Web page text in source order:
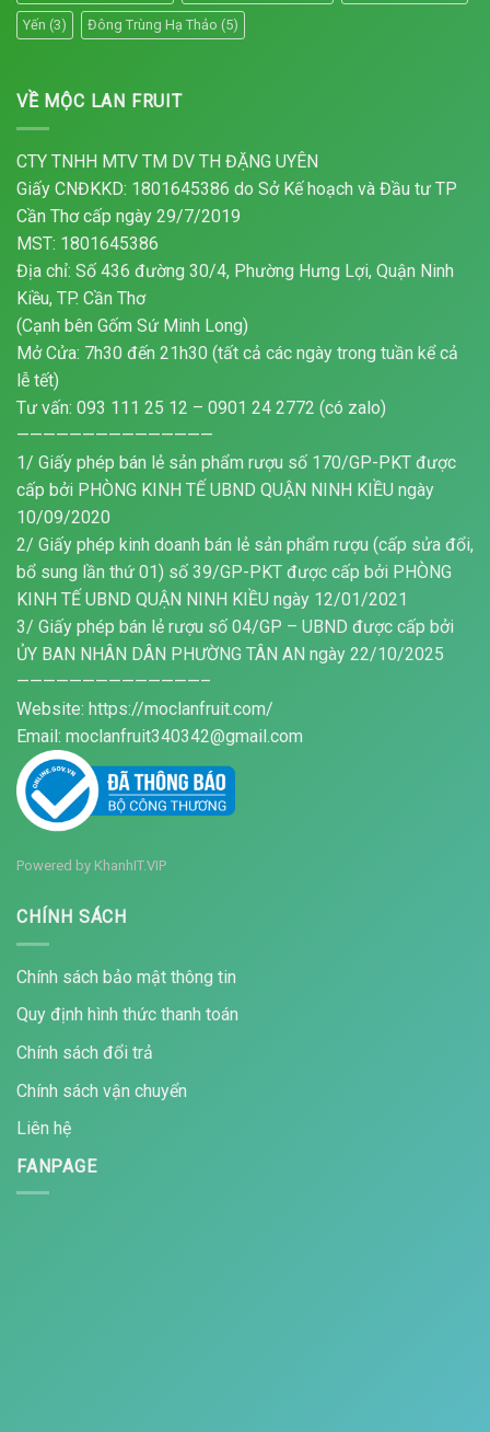
Yến (3) Đông Trùng Hạ Thảo (5)
VỀ MỘC LAN FRUIT
CTY TNHH MTV TM DV TH ĐẶNG UYÊN
Giấy CNĐKKD: 1801645386 do Sở Kế hoạch và Đầu tư TP
Cần Thơ cấp ngày 29/7/2019
MST: 1801645386
Địa chỉ: Số 436 đường 30/4, Phường Hưng Lợi, Quận Ninh
Kiều, TP. Cần Thơ
(Cạnh bên Gốm Sứ Minh Long)
Mở Cửa: 7h30 đến 21h30 (tất cả các ngày trong tuần kể cả
lễ tết)
Tư vấn: 093 111 25 12 – 0901 24 2772 (có zalo)
———————————————
1/ Giấy phép bán lẻ sản phẩm rượu số 170/GP-PKT được
cấp bởi PHÒNG KINH TẾ UBND QUẬN NINH KIỀU ngày
10/09/2020
2/ Giấy phép kinh doanh bán lẻ sản phẩm rượu (cấp sửa đổi,
bổ sung lần thứ 01) số 39/GP-PKT được cấp bởi PHÒNG
KINH TẾ UBND QUẬN NINH KIỀU ngày 12/01/2021
3/ Giấy phép bán lẻ rượu số 04/GP – UBND được cấp bởi
ỦY BAN NHÂN DÂN PHƯỜNG TÂN AN ngày 22/10/2025
——————————————–
Website: https://moclanfruit.com/
Email: moclanfruit340342@gmail.com
Powered by KhanhIT.VIP
CHÍNH SÁCH
Chính sách bảo mật thông tin
Quy định hình thức thanh toán
Chính sách đổi trả
Chính sách vận chuyển
Liên hệ
FANPAGE